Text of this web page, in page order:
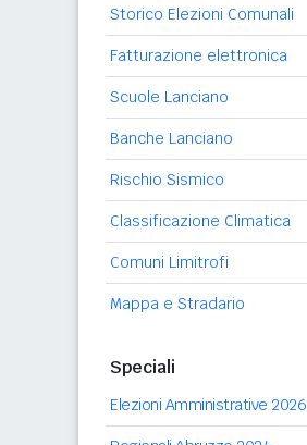
Storico Elezioni Comunali
Fatturazione elettronica
Scuole Lanciano
Banche Lanciano
Rischio Sismico
Classificazione Climatica
Comuni Limitrofi
Mappa e Stradario
Speciali
Elezioni Amministrative 2026